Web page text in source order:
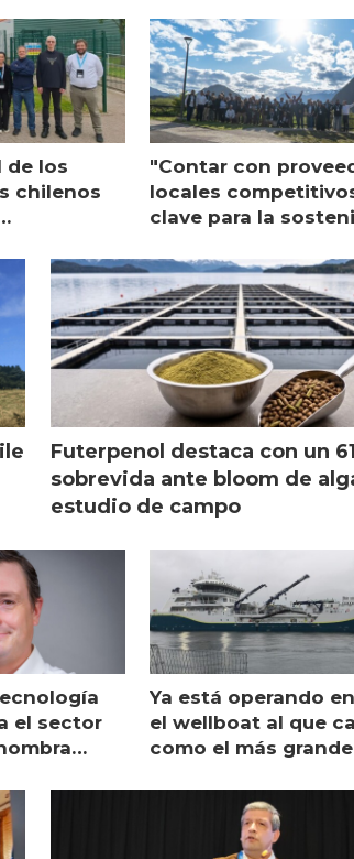
de los
chilenos
"Contar con
locales
clave para la
Futerpenol destaca con un
sobrevida ante bloom de
estudio de campo
el sector
Ya está operando
el wellboat al que
como el más